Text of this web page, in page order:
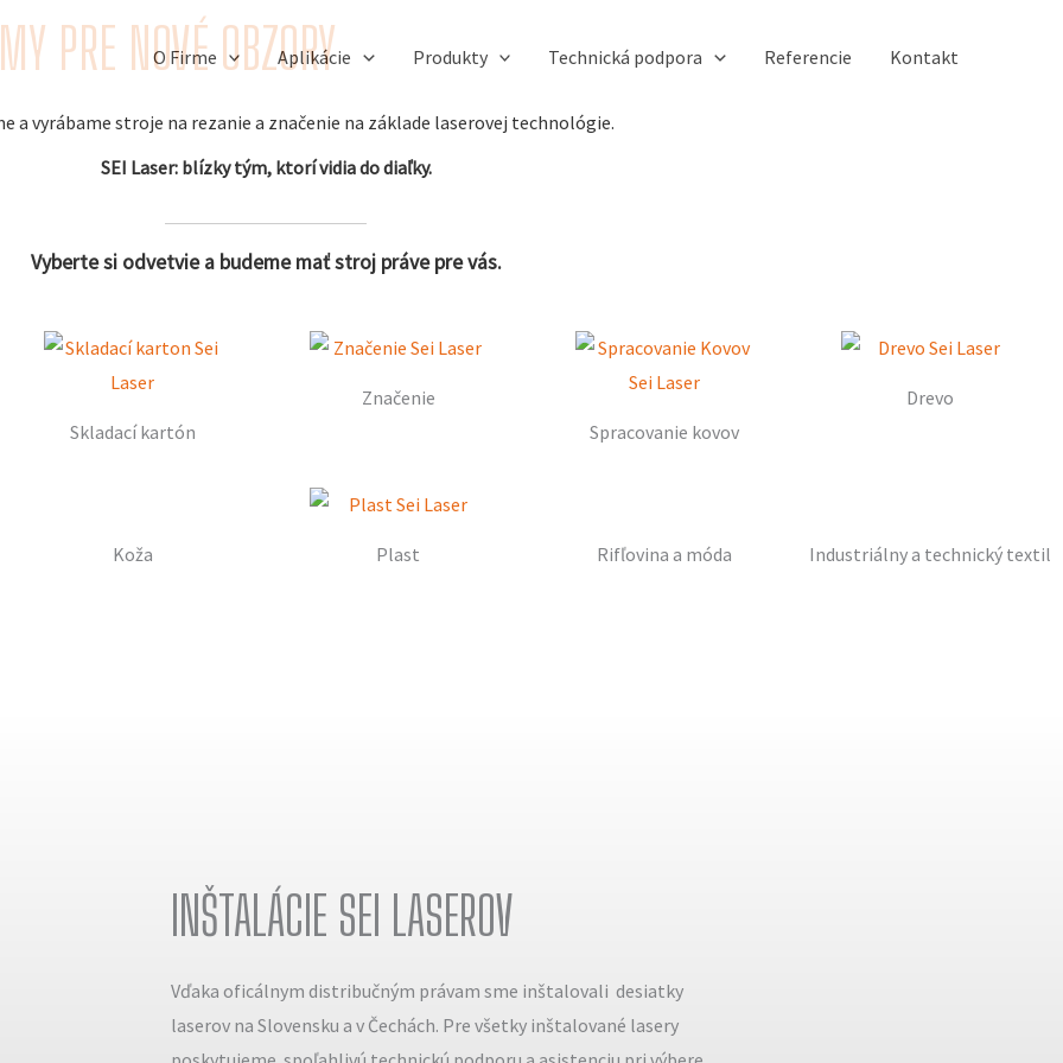
O Firme Aplikácie Produkty Technická podpora Referencie Kontakt
PRE NOVÉ OBZORY
a vyrábame stroje na rezanie a značenie na základe laserovej technológie.
SEI Laser: blízky tým, ktorí vidia do diaľky.
Vyberte si odvetvie a budeme mať stroj práve pre vás.
Skladací kartón
Značenie
Spracovanie kovov
Drevo
Koža Plast Rifľovina a móda Industriálny a technický textil
INŠTALÁCIE SEI LASEROV
Vďaka oficálnym distribučným právam sme inštalovali desiatky
laserov na Slovensku a v Čechách. Pre všetky inštalované lasery